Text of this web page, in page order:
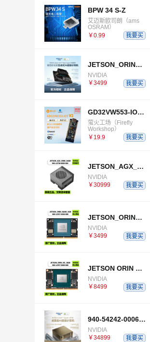
BPW 34 S-Z
艾迈斯欧司朗（ams
OSRAM）
￥0.99
我要买
JETSON_ORIN_NANO_SUPER_DEVELOPER_KIT
NVIDIA
￥3499
我要买
GD32VW553-IOT-V2
萤火工场（Firefly
Workshop）
￥19.9
我要买
JETSON_AGX_ORIN_64GB_DEVELOPER_KIT
NVIDIA
￥30999
我要买
JETSON_ORIN_NANO_8GB
NVIDIA
￥3499
我要买
JETSON ORIN NX 16GB
NVIDIA
￥8499
我要买
940-54242-0006-000
NVIDIA
￥34899
我要买